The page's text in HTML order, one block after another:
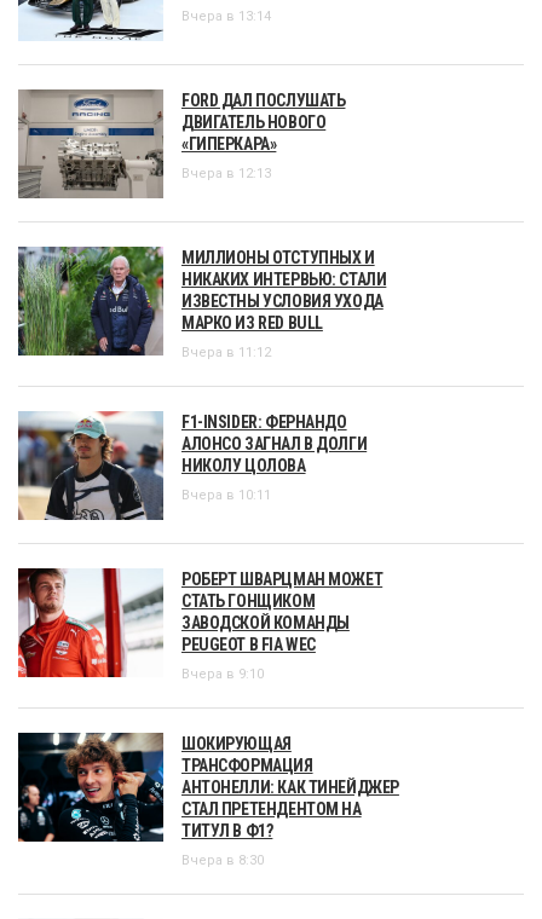
Вчера в 13:14
FORD ДАЛ ПОСЛУШАТЬ
ДВИГАТЕЛЬ НОВОГО
«ГИПЕРКАРА»
Вчера в 12:13
МИЛЛИОНЫ ОТСТУПНЫХ И
НИКАКИХ ИНТЕРВЬЮ: СТАЛИ
ИЗВЕСТНЫ УСЛОВИЯ УХОДА
МАРКО ИЗ RED BULL
Вчера в 11:12
F1-INSIDER: ФЕРНАНДО
АЛОНСО ЗАГНАЛ В ДОЛГИ
НИКОЛУ ЦОЛОВА
Вчера в 10:11
РОБЕРТ ШВАРЦМАН МОЖЕТ
СТАТЬ ГОНЩИКОМ
ЗАВОДСКОЙ КОМАНДЫ
PEUGEOT В FIA WEC
Вчера в 9:10
ШОКИРУЮЩАЯ
ТРАНСФОРМАЦИЯ
АНТОНЕЛЛИ: КАК ТИНЕЙДЖЕР
СТАЛ ПРЕТЕНДЕНТОМ НА
ТИТУЛ В Ф1?
Вчера в 8:30